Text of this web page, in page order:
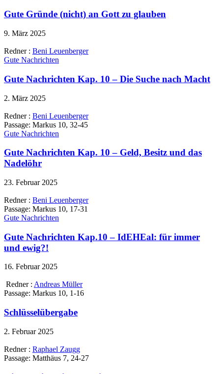
Gute Gründe (nicht) an Gott zu glauben
9. März 2025
Redner : Beni Leuenberger
Gute Nachrichten
Gute Nachrichten Kap. 10 – Die Suche nach Macht
2. März 2025
Redner : Beni Leuenberger
Passage: Markus 10, 32-45
Gute Nachrichten
Gute Nachrichten Kap. 10 – Geld, Besitz und das
Nadelöhr
23. Februar 2025
Redner : Beni Leuenberger
Passage: Markus 10, 17-31
Gute Nachrichten
Gute Nachrichten Kap.10 – IdEHEal: für immer
und ewig?!
16. Februar 2025
Redner : Andreas Müller
Passage: Markus 10, 1-16
Schlüsselübergabe
2. Februar 2025
Redner : Raphael Zaugg
Passage: Matthäus 7, 24-27